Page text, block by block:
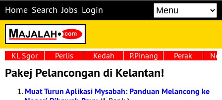
Home Search Jobs Login
KL Sgor Perlis Kedah P.Pinang Perak
Pakej Pelancongan di Kelantan!
Muat Turun Aplikasi Mysabah: Panduan Melancong ke